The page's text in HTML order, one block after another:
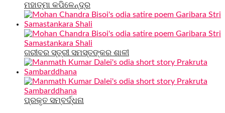
ମହାତ୍ମା କପିଳେନ୍ଦ୍ର
ଗରୀବର ସ୍ତ୍ରୀ ସମସ୍ତଙ୍କର ଶାଳୀ
ପ୍ରକୃତ ସମ୍ବର୍ଦ୍ଧନା